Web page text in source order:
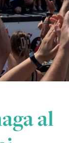
al